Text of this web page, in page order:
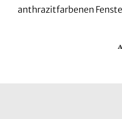
anthrazitfarbenen